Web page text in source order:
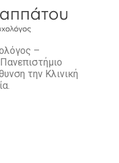
–
την Kλινική